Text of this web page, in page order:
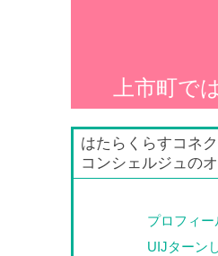
上市町で
はたらくらすコネ
コンシェルジュの
プロフィー
UIJターン